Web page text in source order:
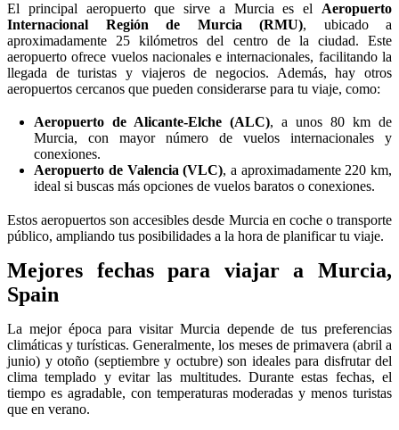
El principal aeropuerto que sirve a Murcia es el Aeropuerto
Internacional Región de Murcia (RMU), ubicado a
aproximadamente 25 kilómetros del centro de la ciudad. Este
aeropuerto ofrece vuelos nacionales e internacionales, facilitando la
llegada de turistas y viajeros de negocios. Además, hay otros
aeropuertos cercanos que pueden considerarse para tu viaje, como:
Aeropuerto de Alicante-Elche (ALC), a unos 80 km de
Murcia, con mayor número de vuelos internacionales y
conexiones.
Aeropuerto de Valencia (VLC), a aproximadamente 220 km,
ideal si buscas más opciones de vuelos baratos o conexiones.
Estos aeropuertos son accesibles desde Murcia en coche o transporte
público, ampliando tus posibilidades a la hora de planificar tu viaje.
Mejores fechas para viajar a Murcia,
Spain
La mejor época para visitar Murcia depende de tus preferencias
climáticas y turísticas. Generalmente, los meses de primavera (abril a
junio) y otoño (septiembre y octubre) son ideales para disfrutar del
clima templado y evitar las multitudes. Durante estas fechas, el
tiempo es agradable, con temperaturas moderadas y menos turistas
que en verano.